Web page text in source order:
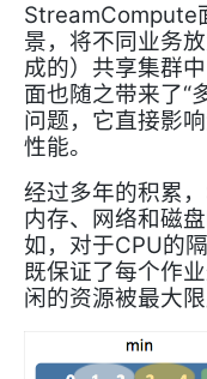
StreamCompute
景，将不同业务
成的）共享集群
面也随之带来了“
问题，它直接影
性能。
经过多年的积累，
内存、网络和磁盘
如，对于CPU的
既保证了每个作
闲的资源被最大限